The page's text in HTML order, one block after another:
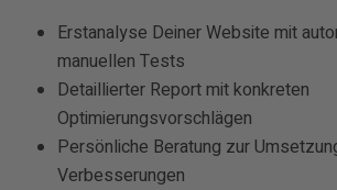
Erstanalyse Deiner Website mit
manuellen Tests
Detaillierter Report mit konkreten
Optimierungsvorschlägen
Persönliche Beratung zur
Verbesserungen